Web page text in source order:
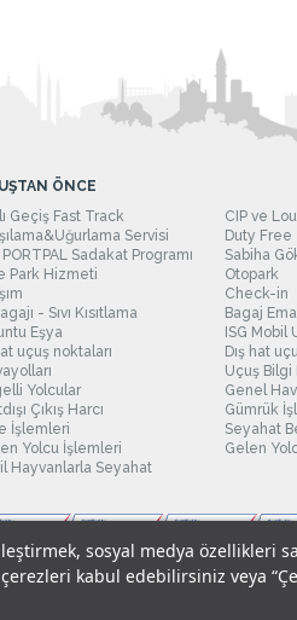
sosyal medya özellikleri
kabul edebilirsiniz veya
ÖNCE
Geçiş Fast Track
CIP ve
Servisi
Duty Free
PORTPAL Sadakat Programı
Sabiha
Park Hizmeti
Otopark
Check-in
- Sıvı Kısıtlama
Bagaj
Eşya
ISG Mobil
uçuş noktaları
Dış hat
Uçuş Bilgi
Yolcular
Genel
Çıkış Harcı
Gümrük
İşlemleri
Seyahat
Yolcu İşlemleri
Gelen
Hayvanlarla Seyahat